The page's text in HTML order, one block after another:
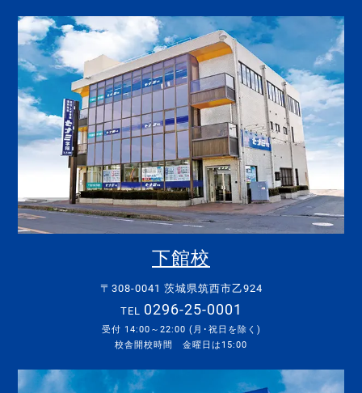
下館校
〒308-0041 茨城県筑西市乙924
TEL 0296-25-0001
受付 14:00～22:00 (月･祝日を除く)
校舎開校時間 金曜日は15:00